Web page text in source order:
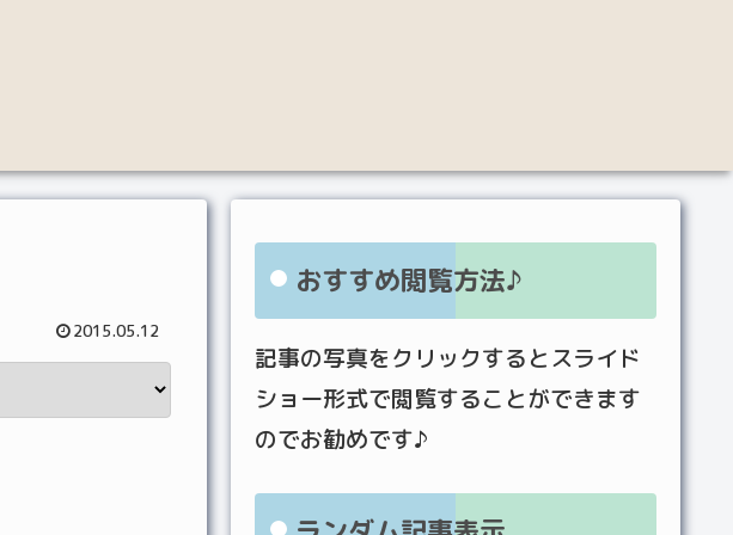
2015.05.12
おすすめ閲覧方法♪
記事の写真をクリックするとスライド
ショー形式で閲覧することができます
のでお勧めです♪